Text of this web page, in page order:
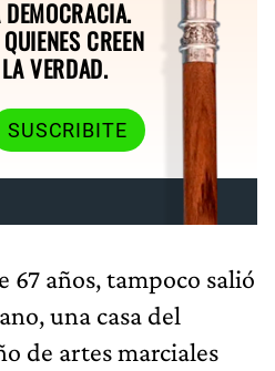
CREEN
VERDAD.
SUSCRIBITE
67 años, tampoco salió
una casa del
de artes marciales